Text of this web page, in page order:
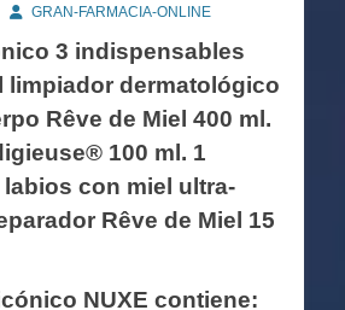
AutorGRAN-FARMACIA-ONLINE
3 indispensables
limpiador dermatológico
Rêve de Miel 400 ml.
100 ml. 1
con miel ultra-
Rêve de Miel 15
NUXE contiene: